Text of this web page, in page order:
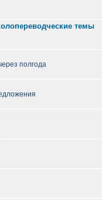
темы
полгода